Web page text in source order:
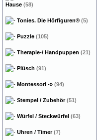
Hause (58)
Tonies. Die Hörfiguren® (5)
Puzzle (105)
Therapie-/ Handpuppen (21)
Plüsch (91)
Montessori -» (94)
Stempel / Zubehör(51)
Würfel / Steckwürfel (63)
Uhren / Timer(7)